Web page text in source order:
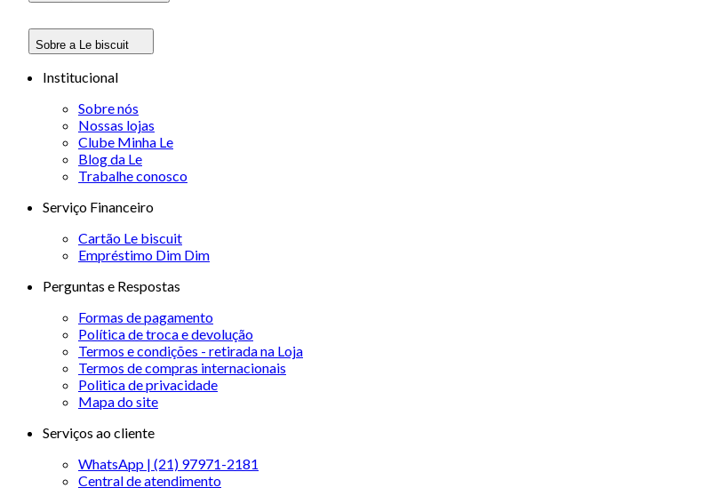
Sobre a Le biscuit
Institucional
Sobre nós
Nossas lojas
Clube Minha Le
Blog da Le
Trabalhe conosco
Serviço Financeiro
Cartão Le biscuit
Empréstimo Dim Dim
Perguntas e Respostas
Formas de pagamento
Política de troca e devolução
Termos e condições - retirada na Loja
Termos de compras internacionais
Politica de privacidade
Mapa do site
Serviços ao cliente
WhatsApp | (21) 97971-2181
Central de atendimento